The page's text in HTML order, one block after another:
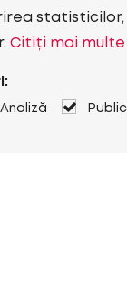
Citiți mai
Analiză